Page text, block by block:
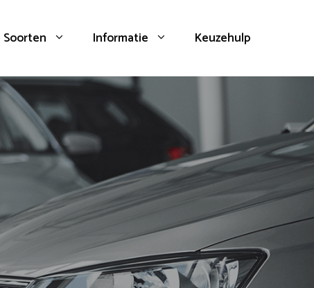
Soorten Informatie Keuzehulp